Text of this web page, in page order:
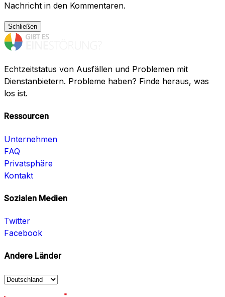
Nachricht in den Kommentaren.
Schließen
Echtzeitstatus von Ausfällen und Problemen mit
Dienstanbietern. Probleme haben? Finde heraus, was
los ist.
Ressourcen
Unternehmen
FAQ
Privatsphäre
Kontakt
Sozialen Medien
Twitter
Facebook
Andere Länder